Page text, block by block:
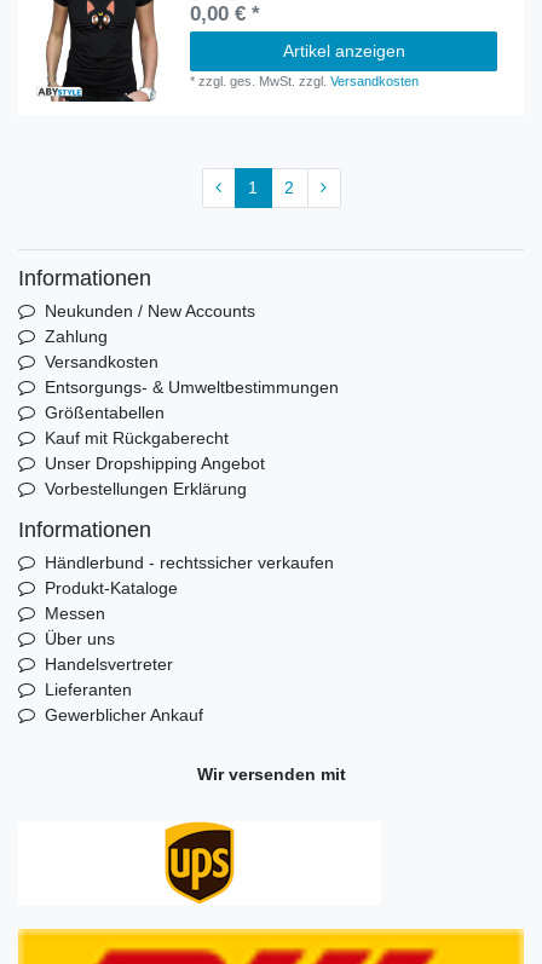
0,00 € *
Artikel anzeigen
*zzgl. ges. MwSt. zzgl.Versandkosten
1 2
Informationen
Neukunden / New Accounts
Zahlung
Versandkosten
Entsorgungs- & Umweltbestimmungen
Größentabellen
Kauf mit Rückgaberecht
Unser Dropshipping Angebot
Vorbestellungen Erklärung
Informationen
Händlerbund - rechtssicher verkaufen
Produkt-Kataloge
Messen
Über uns
Handelsvertreter
Lieferanten
Gewerblicher Ankauf
Wir versenden mit